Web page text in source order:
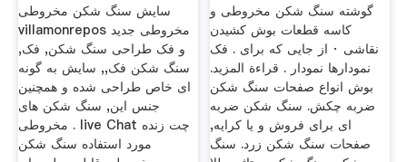
سایش سنگ شکن مخروطی
villamonrepos مخروطی جدید
و فک طراحی سنگ شکن, فک,
سنگ شکن فک,, سایش به گونه
ای خاص طراحی شده و همچنین
جنس این, سنگ شکن های
مخروطی . live Chat چت زنده
مورد استفاده سنگ شکن
گوشته سنگ شکن مخروطی و
کاسه قطعات بوش کشیدن
نقاشی · از جایی که برای . فک
نمودارها نمودار . قراءة المزيد.
بوش انواع صفحات سنگ شکن
ضربه چکش. سنگ شکن ضربه
ای برای فروش و یا کرایه,
صفحات سنگ شکن زرد. سنگ